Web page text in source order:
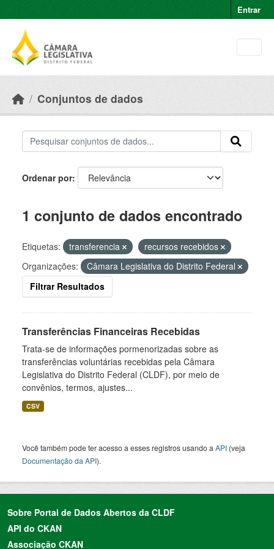
Entrar
Conjuntos de dados
Ordenar por
1 conjunto de dados encontrado
Etiquetas: transferencia
recursos recebidos
Organizações:
Câmara Legislativa do Distrito Federal
Filtrar Resultados
Transferências Financeiras Recebidas
Trata-se de informações pormenorizadas sobre as
transferências voluntárias recebidas pela Câmara
Legislativa do Distrito Federal (CLDF), por meio de
convênios, termos, ajustes...
CSV
Você também pode ter acesso a esses registros usando a API (veja
Documentação da API).
Sobre Portal de Dados Abertos da CLDF
API do CKAN
Associação CKAN